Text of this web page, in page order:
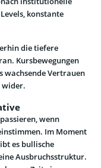
konstante
die tiefere
Kursbewegungen
wachsende Vertrauen
wider.
wenn
Im Moment
es bullische
Ausbruchsstruktur.